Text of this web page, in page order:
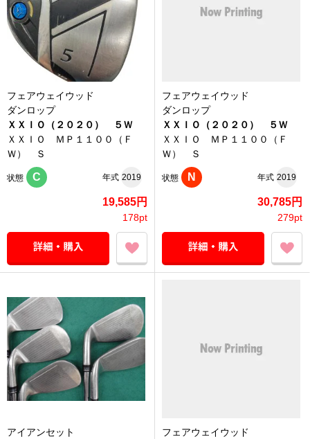
フェアウェイウッド
ダンロップ
ＸＸＩＯ（２０２０） ５Ｗ
ＸＸＩＯ ＭＰ１１００（Ｆ
Ｗ） Ｓ
状態 C 年式 2019
19,585円
178pt
フェアウェイウッド
ダンロップ
ＸＸＩＯ（２０２０） ５Ｗ
ＸＸＩＯ ＭＰ１１００（Ｆ
Ｗ） Ｓ
状態 N 年式 2019
30,785円
279pt
アイアンセット
フェアウェイウッド